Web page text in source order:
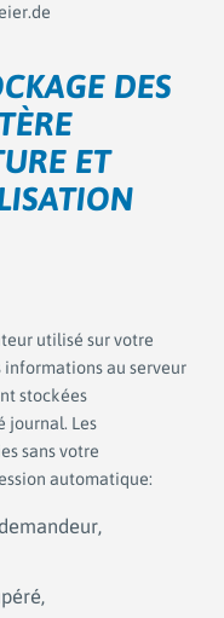
DES
ET
utilisé sur votre
au serveur
stockées
journal. Les
sans votre
automatique: